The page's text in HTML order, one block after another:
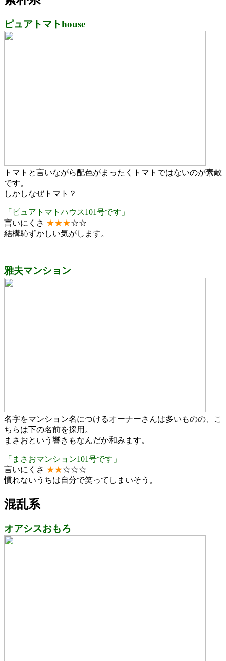
ピュアトマトhouse
トマトと言いながら配色がまったくトマトではないのが素敵
です。
しかしなぜトマト？
「ピュアトマトハウス101号です」
言いにくさ ★★★☆☆
結構恥ずかしい気がします。
雅夫マンション
名字をマンション名につけるオーナーさんは多いものの、こ
ちらは下の名前を採用。
まさおという響きもなんだか和みます。
「まさおマンション101号です」
言いにくさ ★★☆☆☆
慣れないうちは自分で笑ってしまいそう。
混乱系
オアシスおもろ